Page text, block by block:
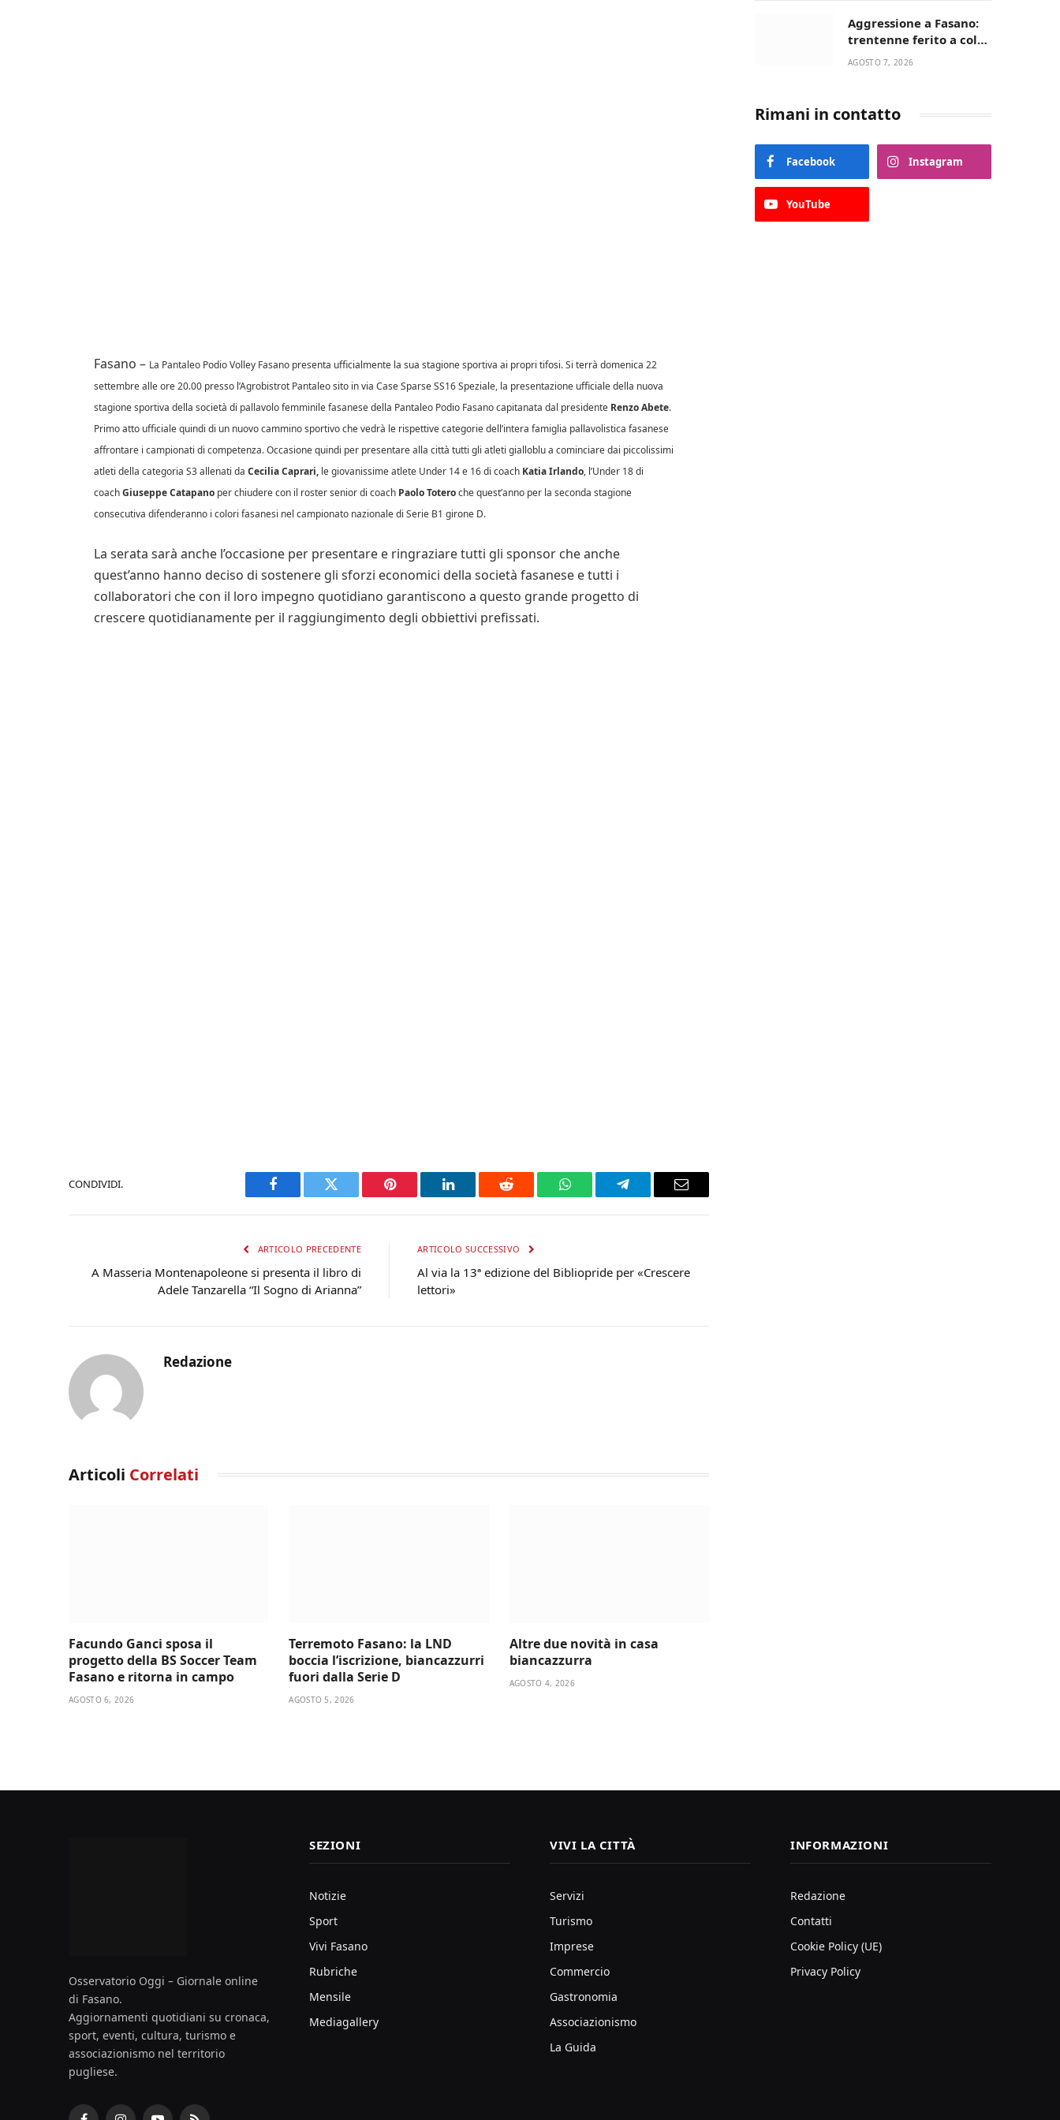
Fasano – La Pantaleo Podio Volley Fasano presenta ufficialmente la sua stagione sportiva ai propri tifosi. Si terrà domenica 22
settembre alle ore 20.00 presso l’Agrobistrot Pantaleo sito in via Case Sparse SS16 Speziale, la presentazione ufficiale della nuova
stagione sportiva della società di pallavolo femminile fasanese della Pantaleo Podio Fasano capitanata dal presidente Renzo Abete.
Primo atto ufficiale quindi di un nuovo cammino sportivo che vedrà le rispettive categorie dell’intera famiglia pallavolistica fasanese
affrontare i campionati di competenza. Occasione quindi per presentare alla città tutti gli atleti gialloblu a cominciare dai piccolissimi
atleti della categoria S3 allenati da Cecilia Caprari,le giovanissime atlete Under 14 e 16 di coach Katia Irlando, l’Under 18 di
coachGiuseppe Catapanoper chiudere con il roster senior di coach Paolo Toteroche quest’anno per la seconda stagione
consecutiva difenderanno i colori fasanesi nel campionato nazionale di Serie B1 girone D.
La serata sarà anche l’occasione per presentare e ringraziare tutti gli sponsor che anche
quest’anno hanno deciso di sostenere gli sforzi economici della società fasanese e tutti i
collaboratori che con il loro impegno quotidiano garantiscono a questo grande progetto di
crescere quotidianamente per il raggiungimento degli obbiettivi prefissati.
CONDIVIDI.
Facebook Twitter Pinterest LinkedIn Reddit WhatsAppTelegram Email
ARTICOLO PRECEDENTE
A Masseria Montenapoleone si presenta il libro di
Adele Tanzarella “Il Sogno di Arianna”
ARTICOLO SUCCESSIVO
Al via la 13ª edizione del Bibliopride per «Crescere
lettori»
Redazione
Articoli Correlati
Facundo Ganci sposa il
progetto della BS Soccer Team
Fasano e ritorna in campo
AGOSTO 6, 2026
Terremoto Fasano: la LND
boccia l’iscrizione, biancazzurri
fuori dalla Serie D
AGOSTO 5, 2026
Altre due novità in casa
biancazzurra
AGOSTO 4, 2026
Aggressione a Fasano:
trentenne ferito a colpi
di pistola in casa
AGOSTO 7, 2026
Rimani in contatto
Facebook Instagram
YouTube
Osservatorio Oggi – Giornale online
di Fasano.
Aggiornamenti quotidiani su cronaca,
sport, eventi, cultura, turismo e
associazionismo nel territorio
pugliese.
SEZIONI
Notizie
Sport
Vivi Fasano
Rubriche
Mensile
Mediagallery
VIVI LA CITTÀ
Servizi
Turismo
Imprese
Commercio
Gastronomia
Associazionismo
La Guida
INFORMAZIONI
Redazione
Contatti
Cookie Policy (UE)
Privacy Policy